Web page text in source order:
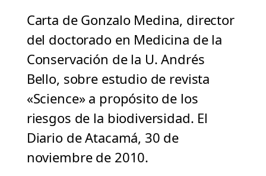
Carta de Gonzalo Medina, director
del doctorado en Medicina de la
Conservación de la U. Andrés
Bello, sobre estudio de revista
«Science» a propósito de los
riesgos de la biodiversidad. El
Diario de Atacamá, 30 de
noviembre de 2010.